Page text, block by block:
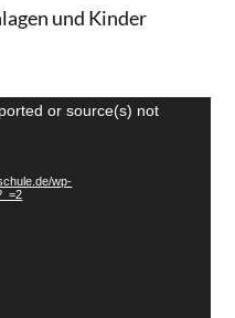
und Kinder
or source(s) not
wp-